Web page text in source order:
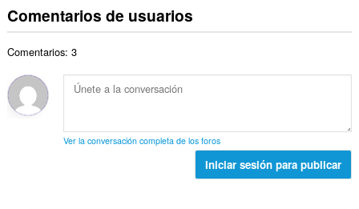
Comentarios de usuarios
Comentarios: 3
Ver la conversación completa de los foros
Iniciar sesión para publicar